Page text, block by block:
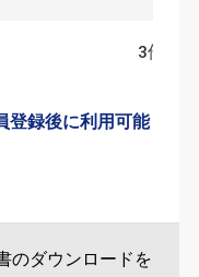
3件
登録後に利用可能
のダウンロードを